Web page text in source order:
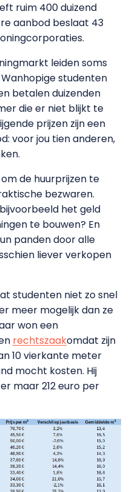
ruim 400 duizend
aanbod beslaat 43
leiden soms
Wanhopige studenten
betalen duizenden
die er niet blijkt te
prijzen zijn een
voor jou tien anderen,
de huurprijzen te
bezwaren.
het geld
te bouwen? En
panden door alle
liever verkopen
studenten niet zo snel
meer mogelijk dan ze
won een
rechtszaakomdat zijn
10 vierkante meter
mocht kosten. Hij
maar 212 euro per